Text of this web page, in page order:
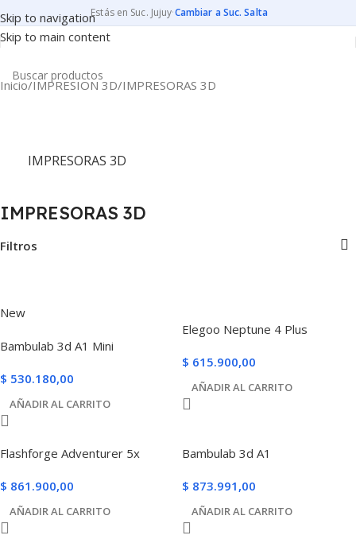
Skip to navigation
Skip to main content
Estás en Suc. Jujuy·Cambiar a Suc. Salta
Inicio IMPRESION 3D IMPRESORAS 3D
IMPRESORAS 3D
IMPRESORAS 3D
Filtros
New
Bambulab 3d A1 Mini
$ 530.180,00
AÑADIR AL CARRITO
Elegoo Neptune 4 Plus
$ 615.900,00
AÑADIR AL CARRITO
Flashforge Adventurer 5x
$ 861.900,00
AÑADIR AL CARRITO
Bambulab 3d A1
$ 873.991,00
AÑADIR AL CARRITO